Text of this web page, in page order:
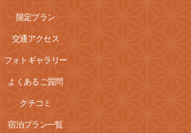
限定プラン
交通アクセス
フォトギャラリー
よくあるご質問
クチコミ
宿泊プラン一覧